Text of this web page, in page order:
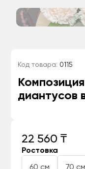
Код товара: 0115
диантусов
22 560 ₸
Ростовка